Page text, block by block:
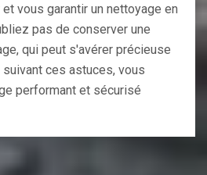
vous garantir un nettoyage en
pas de conserver une
qui peut s'avérer précieuse
ces astuces, vous
performant et sécurisé